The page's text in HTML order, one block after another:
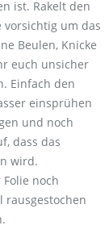
ist. Rakelt den
um das
Beulen, Knicke
euch unsicher
Einfach den
einsprühen
und noch
dass das
wird.
noch
rausgestochen